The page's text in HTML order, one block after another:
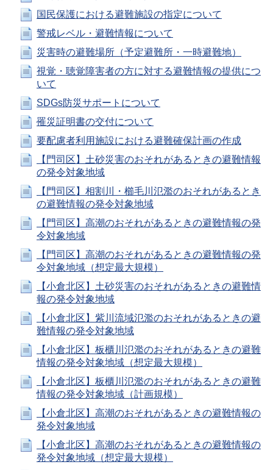
国民保護における避難施設の指定について
警戒レベル・避難情報について
災害時の避難場所（予定避難所・一時避難地）
視覚・聴覚障害者の方に対する避難情報の提供につ
いて
SDGs防災サポートについて
罹災証明書の交付について
要配慮者利用施設における避難確保計画の作成
【門司区】土砂災害のおそれがあるときの避難情報
の発令対象地域
【門司区】相割川・櫛毛川氾濫のおそれがあるとき
の避難情報の発令対象地域
【門司区】高潮のおそれがあるときの避難情報の発
令対象地域
【門司区】高潮のおそれがあるときの避難情報の発
令対象地域（想定最大規模）
【小倉北区】土砂災害のおそれがあるときの避難情
報の発令対象地域
【小倉北区】紫川流域氾濫のおそれがあるときの避
難情報の発令対象地域
【小倉北区】板櫃川氾濫のおそれがあるときの避難
情報の発令対象地域（想定最大規模）
【小倉北区】板櫃川氾濫のおそれがあるときの避難
情報の発令対象地域（計画規模）
【小倉北区】高潮のおそれがあるときの避難情報の
発令対象地域
【小倉北区】高潮のおそれがあるときの避難情報の
発令対象地域（想定最大規模）